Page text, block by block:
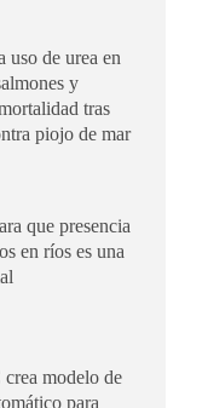
uso de urea en
y
tras
piojo de mar
que presencia
en ríos es una
modelo de
para